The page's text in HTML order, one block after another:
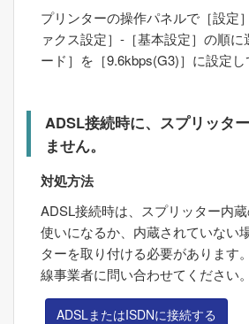
プリンターの操作パネルで［設定
ァクス設定］-［基本設定］の順に
ード］を［9.6kbps(G3)］に設定し
ADSL接続時に、スプリッタ
ません。
対処方法
ADSL接続時は、スプリッター内
使いになるか、内蔵されていない
ターを取り付ける必要があります
線事業者に問い合わせてください。
ADSLまたはISDNに接続する